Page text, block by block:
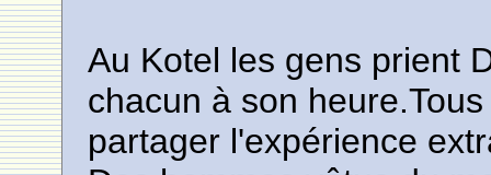
Au Kotel les gens prient
chacun à son
partager l'expérience